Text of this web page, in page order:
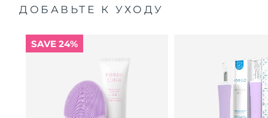
ДОБАВЬТЕ К УХОДУ
SAVE 24%